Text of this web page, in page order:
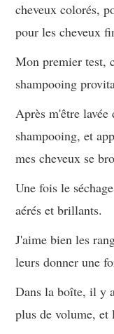
cheveux colorés,
pour les cheveux
Mon premier test,
shampooing
Après m'être lavée
shampooing, et
mes cheveux se
Une fois le
aérés et brillants.
J'aime bien les
leurs donner une
Dans la boîte, il y
plus de volume, et